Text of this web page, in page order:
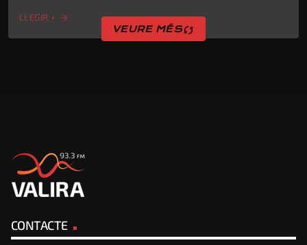
LLEGIR + arrow_forward
VEURE MÉSsync
CONTACTE